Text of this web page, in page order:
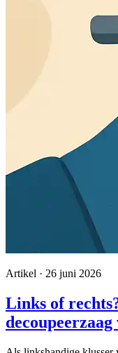
Artikel · 26 juni 2026
Links of